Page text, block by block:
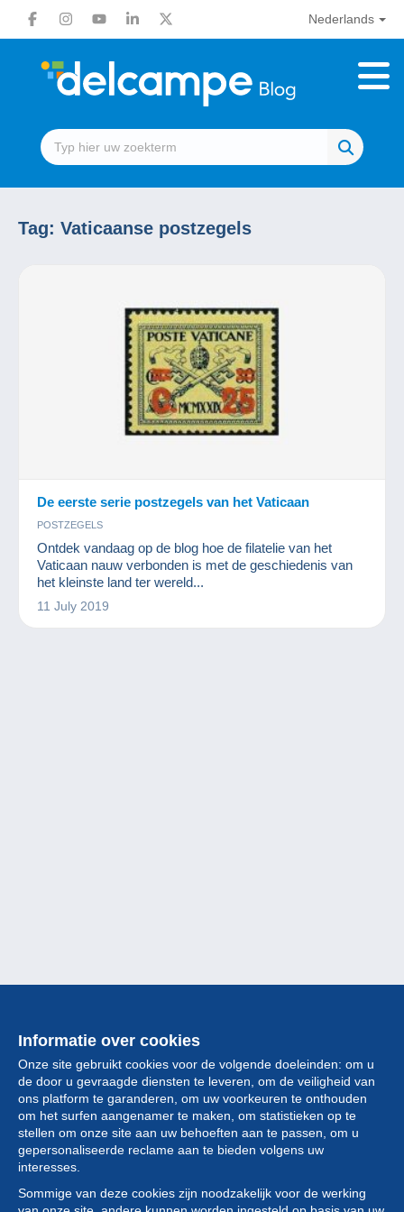
Nederlands
Tag: Vaticaanse postzegels
De eerste serie postzegels van het Vaticaan
POSTZEGELS
Ontdek vandaag op de blog hoe de filatelie van het
Vaticaan nauw verbonden is met de geschiedenis van
het kleinste land ter wereld...
11 July 2019
Informatie over cookies
Onze site gebruikt cookies voor de volgende doeleinden: om u
de door u gevraagde diensten te leveren, om de veiligheid van
ons platform te garanderen, om uw voorkeuren te onthouden
om het surfen aangenamer te maken, om statistieken op te
stellen om onze site aan uw behoeften aan te passen, om u
gepersonaliseerde reclame aan te bieden volgens uw
interesses.
Sommige van deze cookies zijn noodzakelijk voor de werking
Collectie
Nieuws